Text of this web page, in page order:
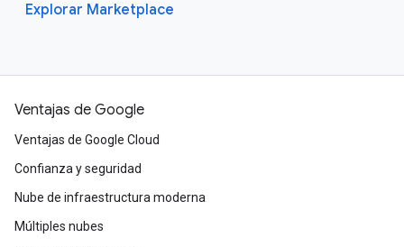
Explorar Marketplace
Ventajas de Google
Ventajas de Google Cloud
Confianza y seguridad
Nube de infraestructura moderna
Múltiples nubes